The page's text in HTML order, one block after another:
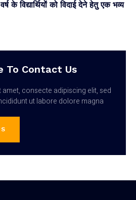
के विद्यार्थियों को विदाई देने हेतु एक भव्य
To Contact Us
consecte adipiscing elit, sed
ut labore dolore magna